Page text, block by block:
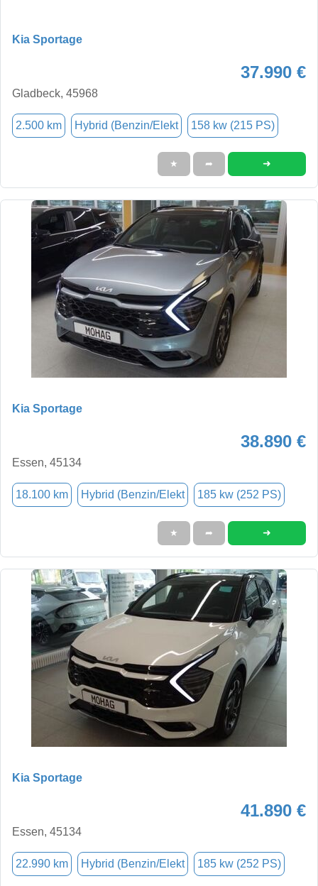
Kia Sportage
37.990 €
Gladbeck, 45968
2.500 km Hybrid (Benzin/Elekt 158 kw (215 PS)
★ ➦ ➜
Kia Sportage
38.890 €
Essen, 45134
18.100 km Hybrid (Benzin/Elekt 185 kw (252 PS)
★ ➦ ➜
Kia Sportage
41.890 €
Essen, 45134
22.990 km Hybrid (Benzin/Elekt 185 kw (252 PS)